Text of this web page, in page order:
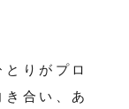
りがプロ
合い、あ